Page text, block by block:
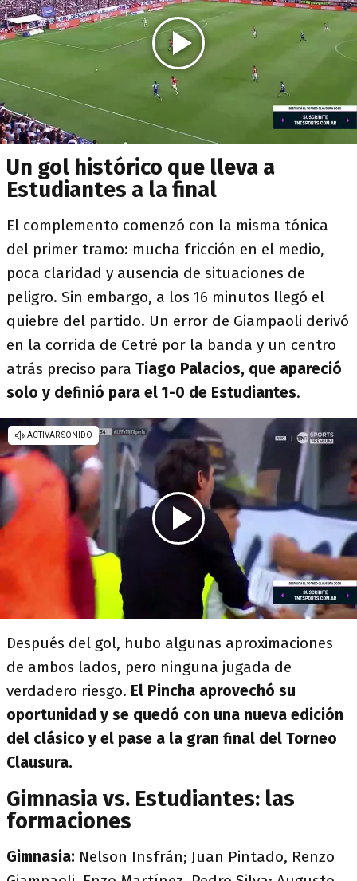
Un gol histórico que lleva a
Estudiantes a la final
El complemento comenzó con la misma tónica
del primer tramo: mucha fricción en el medio,
poca claridad y ausencia de situaciones de
peligro. Sin embargo, a los 16 minutos llegó el
quiebre del partido. Un error de Giampaoli derivó
en la corrida de Cetré por la banda y un centro
atrás preciso para Tiago Palacios, que apareció
solo y definió para el 1-0 de Estudiantes.
Después del gol, hubo algunas aproximaciones
de ambos lados, pero ninguna jugada de
verdadero riesgo. El Pincha aprovechó su
oportunidad y se quedó con una nueva edición
del clásico y el pase a la gran final del Torneo
Clausura.
Gimnasia vs. Estudiantes: las
formaciones
Gimnasia: Nelson Insfrán; Juan Pintado, Renzo